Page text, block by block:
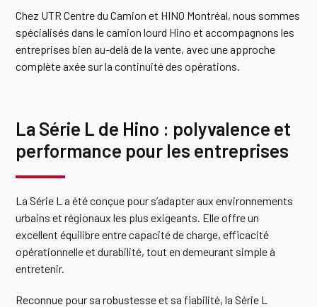
Chez UTR Centre du Camion et HINO Montréal, nous sommes
spécialisés dans le camion lourd Hino et accompagnons les
entreprises bien au-delà de la vente, avec une approche
complète axée sur la continuité des opérations.
La Série L de Hino : polyvalence et
performance pour les entreprises
La Série L a été conçue pour s’adapter aux environnements
urbains et régionaux les plus exigeants. Elle offre un
excellent équilibre entre capacité de charge, efficacité
opérationnelle et durabilité, tout en demeurant simple à
entretenir.
Reconnue pour sa robustesse et sa fiabilité, la Série L